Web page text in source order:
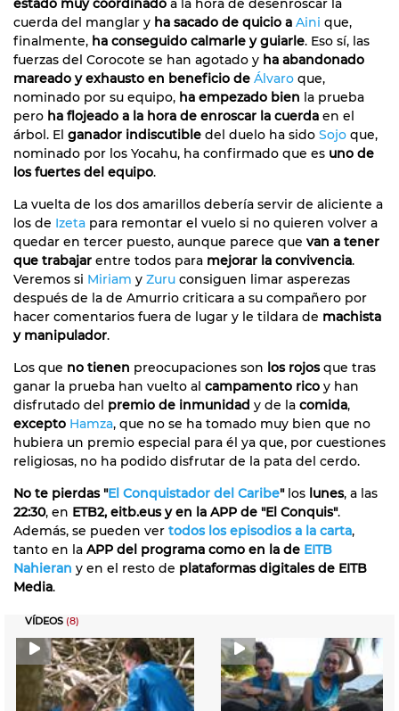
estado muy coordinado a la hora de desenroscar la
cuerda del manglar y ha sacado de quicio a Aini que,
finalmente, ha conseguido calmarle y guiarle. Eso sí, las
fuerzas del Corocote se han agotado y ha abandonado
mareado y exhausto en beneficio de Álvaro que,
nominado por su equipo, ha empezado bien la prueba
pero ha flojeado a la hora de enroscar la cuerda en el
árbol. El ganador indiscutible del duelo ha sido Sojo que,
nominado por los Yocahu, ha confirmado que es uno de
los fuertes del equipo.
La vuelta de los dos amarillos debería servir de aliciente a
los de Izeta para remontar el vuelo si no quieren volver a
quedar en tercer puesto, aunque parece que van a tener
que trabajar entre todos para mejorar la convivencia.
Veremos si Miriam y Zuru consiguen limar asperezas
después de la de Amurrio criticara a su compañero por
hacer comentarios fuera de lugar y le tildara de machista
y manipulador.
Los que no tienen preocupaciones son los rojosque tras
ganar la prueba han vuelto al campamento rico y han
disfrutado del premio de inmunidad y de la comida,
excepto Hamza, que no se ha tomado muy bien que no
hubiera un premio especial para él ya que, por cuestiones
religiosas, no ha podido disfrutar de la pata del cerdo.
No te pierdas "El Conquistador del Caribe"los lunes, a las
22:30, en ETB2, eitb.eus y en la APP de "El Conquis".
Además, se pueden ver todos los episodios a la carta,
tanto en la APP del programa como en la de EITB
Nahieran y en el resto de plataformas digitales de EITB
Media.
VÍDEOS (8)